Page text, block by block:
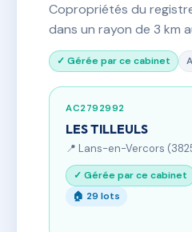
Copropriétés du
dans un rayon de 3 km
✓ Gérée par ce cabinet
AC2792992
LES TILLEULS
📍 Lans-en-Vercors
✓ Gérée par ce cabinet
🏠 29 lots